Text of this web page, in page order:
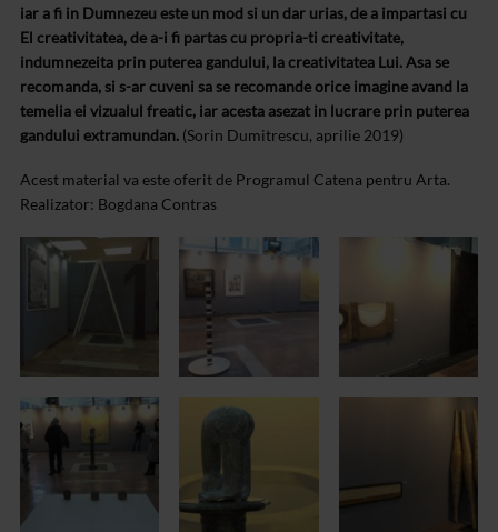
iar a fi in Dumnezeu este un mod si un dar urias, de a impartasi cu
El creativitatea, de a-i fi partas cu propria-ti creativitate,
indumnezeita prin puterea gandului, la creativitatea Lui. Asa se
recomanda, si s-ar cuveni sa se recomande orice imagine avand la
temelia ei vizualul freatic, iar acesta asezat in lucrare prin puterea
gandului extramundan. (Sorin Dumitrescu, aprilie 2019)
Acest material va este oferit de Programul Catena pentru Arta.
Realizator: Bogdana Contras